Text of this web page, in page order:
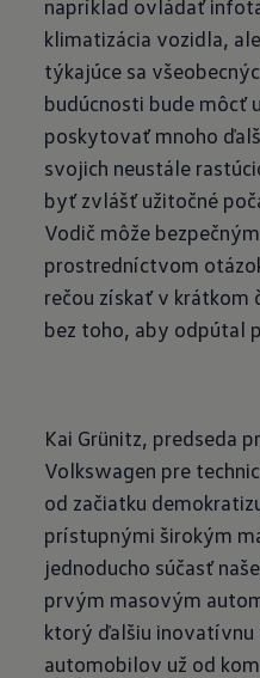
napríklad ovládať
klimatizácia vozidla,
týkajúce sa
budúcnosti bude môcť
poskytovať mnoho
svojich neustále
byť zvlášť užitočné
Vodič môže
prostredníctvom
rečou získať v krátkom
bez toho, aby odpútal
Kai Grünitz, predseda
Volkswagen pre
od začiatku
prístupnými širokým
jednoducho súčasť
prvým masovým
ktorý ďalšiu inovatívnu
automobilov už od